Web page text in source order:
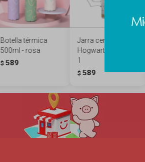
Botella térmica
500ml - rosa
$ 589
Jarra cerveza
Hogwarts - diseño
1
$ 589